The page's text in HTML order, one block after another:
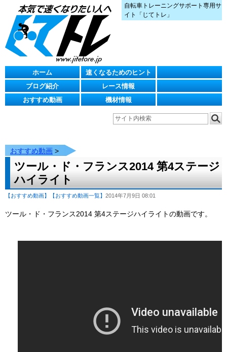
自転車トレーニングサポート専用サ
イト「じてトレ」
ホーム
速くなるためのヒント
ブログ紹介
レース情報
おすすめ動画
機材情報
おすすめ動画 >
ツール・ド・フランス2014 第4ステージ
ハイライト
【おすすめ動画】 【おすすめ動画一覧】 2014年7月9日 08:01
ツール・ド・フランス2014 第4ステージハイライトの動画です。